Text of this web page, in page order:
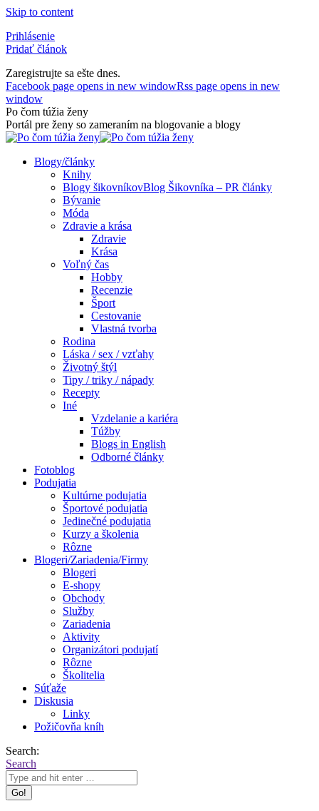
Skip to content
Prihlásenie
Pridať článok
Zaregistrujte sa ešte dnes.
Facebook page opens in new windowRss page opens in new
window
Po čom túžia ženy
Portál pre ženy so zameraním na blogovanie a blogy
Blogy/články
Knihy
Blogy šikovníkovBlog Šikovníka – PR články
Bývanie
Móda
Zdravie a krása
Zdravie
Krása
Voľný čas
Hobby
Recenzie
Šport
Cestovanie
Vlastná tvorba
Rodina
Láska / sex / vzťahy
Životný štýl
Tipy / triky / nápady
Recepty
Iné
Vzdelanie a kariéra
Túžby
Blogs in English
Odborné články
Fotoblog
Podujatia
Kultúrne podujatia
Športové podujatia
Jedinečné podujatia
Kurzy a školenia
Rôzne
Blogeri/Zariadenia/Firmy
Blogeri
E-shopy
Obchody
Služby
Zariadenia
Aktivity
Organizátori podujatí
Rôzne
Školitelia
Súťaže
Diskusia
Linky
Požičovňa kníh
Search:
Search